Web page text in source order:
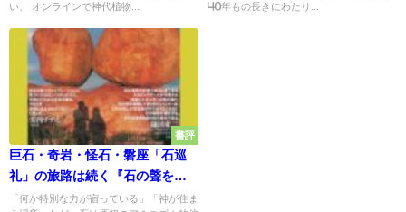
い、 オンラインで神代植物...
40年もの長きにわたり...
書評
巨石・奇岩・怪石・磐座「石巡
礼」の旅路は続く『石の聲を聴
け』
「何か特別な力が宿っている」「神が住ま